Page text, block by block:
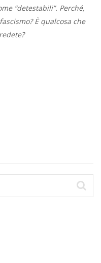
“detestabili”. Perché,
È qualcosa che